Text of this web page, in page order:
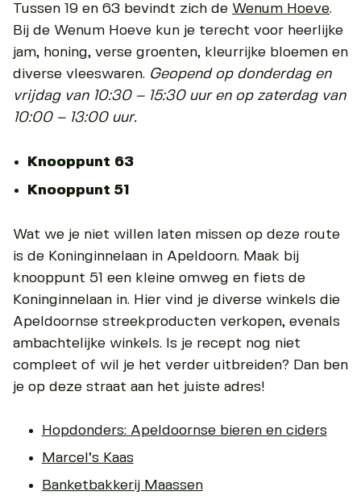
Tussen 19 en 63 bevindt zich de Wenum Hoeve.
Bij de Wenum Hoeve kun je terecht voor heerlijke
jam, honing, verse groenten, kleurrijke bloemen en
diverse vleeswaren. Geopend op donderdag en
vrijdag van 10:30 – 15:30 uur en op zaterdag van
10:00 – 13:00 uur.
Knooppunt 63
Knooppunt 51
Wat we je niet willen laten missen op deze route
is de Koninginnelaan in Apeldoorn. Maak bij
knooppunt 51 een kleine omweg en fiets de
Koninginnelaan in. Hier vind je diverse winkels die
Apeldoornse streekproducten verkopen, evenals
ambachtelijke winkels. Is je recept nog niet
compleet of wil je het verder uitbreiden? Dan ben
je op deze straat aan het juiste adres!
Hopdonders: Apeldoornse bieren en ciders
Marcel’s Kaas
Banketbakkerij Maassen